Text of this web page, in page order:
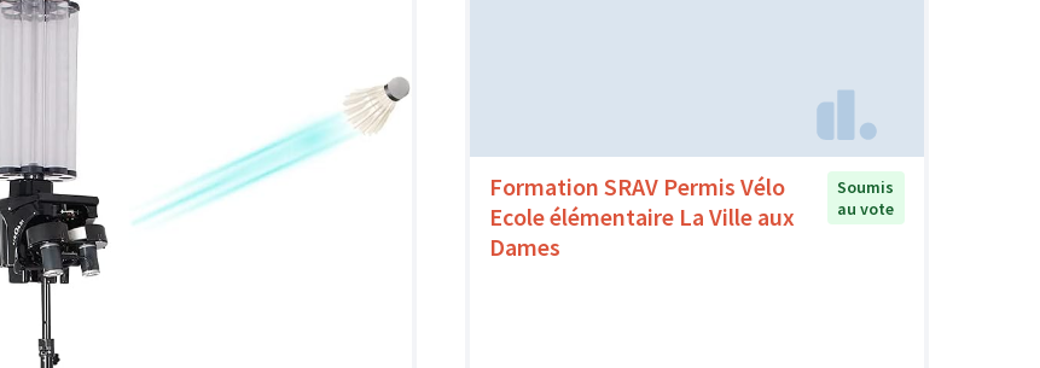
Formation SRAV Permis Vélo
Ecole élémentaire La Ville aux
Dames
Soumis
au vote